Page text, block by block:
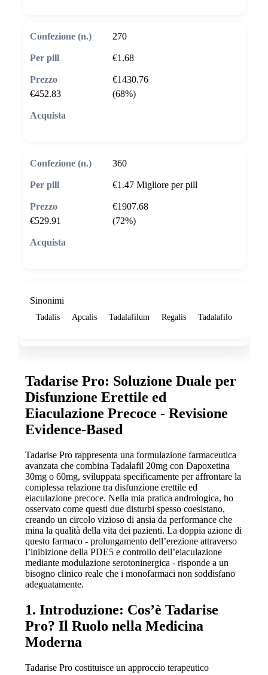
270
€1.68
€1430.76
€452.83
(68%)
360
€1.47 Migliore per pill
€1907.68
€529.91
(72%)
Sinonimi
Tadalis Apcalis Tadalafilum Regalis Tadalafilo
Tadarise Pro: Soluzione Duale per
Disfunzione Erettile ed
Eiaculazione Precoce - Revisione
Evidence-Based
Tadarise Pro rappresenta una formulazione farmaceutica
avanzata che combina Tadalafil 20mg con Dapoxetina
30mg o 60mg, sviluppata specificamente per affrontare la
complessa relazione tra disfunzione erettile ed
eiaculazione precoce. Nella mia pratica andrologica, ho
osservato come questi due disturbi spesso coesistano,
creando un circolo vizioso di ansia da performance che
mina la qualità della vita dei pazienti. La doppia azione di
questo farmaco - prolungamento dell’erezione attraverso
l’inibizione della PDE5 e controllo dell’eiaculazione
mediante modulazione serotoninergica - risponde a un
bisogno clinico reale che i monofarmaci non soddisfano
adeguatamente.
1. Introduzione: Cos’è Tadarise
Pro? Il Ruolo nella Medicina
Moderna
Tadarise Pro costituisce un approccio terapeutico